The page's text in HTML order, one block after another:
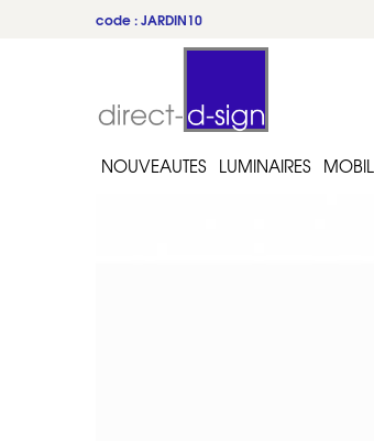
code : JARDIN10
NOUVEAUTES LUMINAIRES